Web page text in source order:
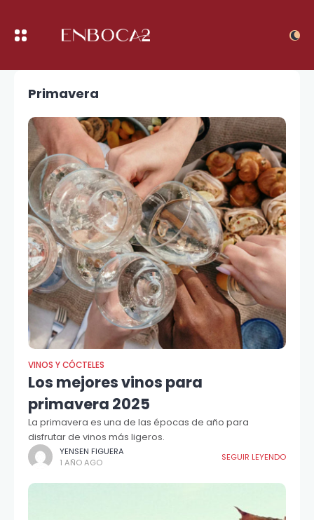
Primavera
VINOS Y CÓCTELES
Los mejores vinos para
primavera 2025
La primavera es una de las épocas de año para
disfrutar de vinos más ligeros.
YENSEN FIGUERA
1 AÑO AGO
SEGUIR LEYENDO